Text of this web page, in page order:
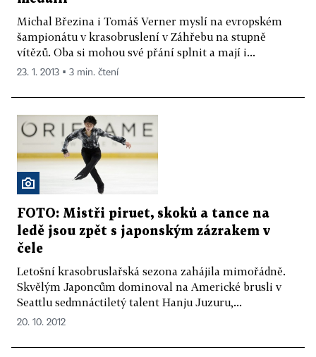
Michal Březina i Tomáš Verner myslí na evropském
šampionátu v krasobruslení v Záhřebu na stupně
vítězů. Oba si mohou své přání splnit a mají i...
23. 1. 2013 ▪ 3 min. čtení
FOTO: Mistři piruet, skoků a tance na
ledě jsou zpět s japonským zázrakem v
čele
Letošní krasobruslařská sezona zahájila mimořádně.
Skvělým Japoncům dominoval na Americké brusli v
Seattlu sedmnáctiletý talent Hanju Juzuru,...
20. 10. 2012